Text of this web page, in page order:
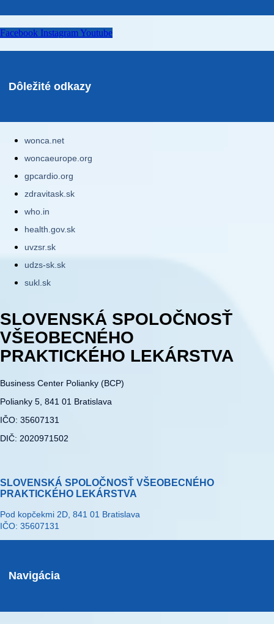
Facebook Instagram Youtube
Dôležité odkazy
wonca.net
woncaeurope.org
gpcardio.org
zdravitask.sk
who.in
health.gov.sk
uvzsr.sk
udzs-sk.sk
sukl.sk
SLOVENSKÁ SPOLOČNOSŤ
VŠEOBECNÉHO
PRAKTICKÉHO LEKÁRSTVA
Business Center Polianky (BCP)
Polianky 5, 841 01 Bratislava
IČO: 35607131
DIČ: 2020971502
SLOVENSKÁ SPOLOČNOSŤ VŠEOBECNÉHO
PRAKTICKÉHO LEKÁRSTVA
Pod kopčekmi 2D, 841 01 Bratislava
IČO: 35607131
Navigácia